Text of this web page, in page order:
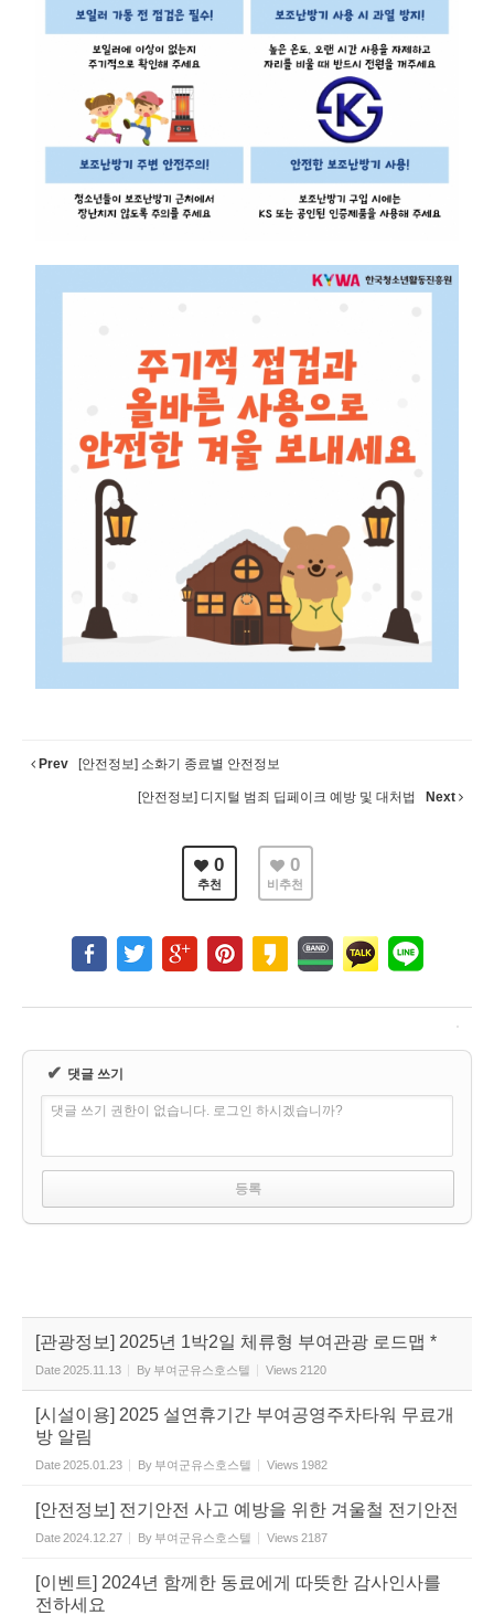
Prev [안전정보] 소화기 종료별 안전정보
[안전정보] 디지털 범죄 딥페이크 예방 및 대처법 Next
0
추천
0
비추천
✔ 댓글 쓰기
댓글 쓰기 권한이 없습니다. 로그인 하시겠습니까?
[관광정보] 2025년 1박2일 체류형 부여관광 로드맵 *
Date2025.11.13 By 부여군유스호스텔 Views 2120
[시설이용] 2025 설연휴기간 부여공영주차타워 무료개
방 알림
Date2025.01.23 By 부여군유스호스텔 Views 1982
[안전정보] 전기안전 사고 예방을 위한 겨울철 전기안전
Date2024.12.27 By 부여군유스호스텔 Views 2187
[이벤트] 2024년 함께한 동료에게 따뜻한 감사인사를
전하세요